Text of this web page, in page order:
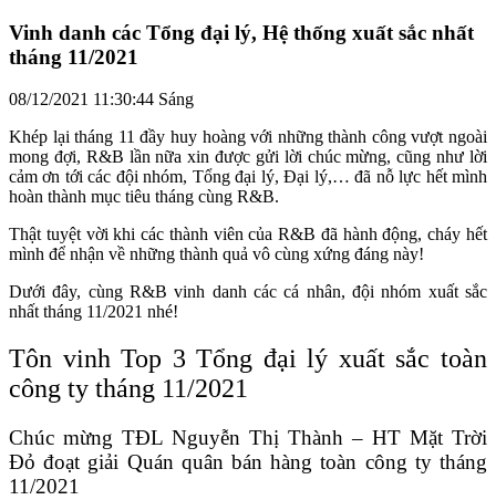
Vinh danh các Tổng đại lý, Hệ thống xuất sắc nhất
tháng 11/2021
08/12/2021 11:30:44 Sáng
Khép lại tháng 11 đầy huy hoàng với những thành công vượt ngoài
mong đợi, R&B lần nữa xin được gửi lời chúc mừng, cũng như lời
cảm ơn tới các đội nhóm, Tổng đại lý, Đại lý,… đã nỗ lực hết mình
hoàn thành mục tiêu tháng cùng R&B.
Thật tuyệt vời khi các thành viên của R&B đã hành động, cháy hết
mình để nhận về những thành quả vô cùng xứng đáng này!
Dưới đây, cùng R&B vinh danh các cá nhân, đội nhóm xuất sắc
nhất tháng 11/2021 nhé!
Tôn vinh Top 3 Tổng đại lý xuất sắc toàn
công ty tháng 11/2021
Chúc mừng TĐL Nguyễn Thị Thành – HT Mặt Trời
Đỏ đoạt giải Quán quân bán hàng toàn công ty tháng
11/2021